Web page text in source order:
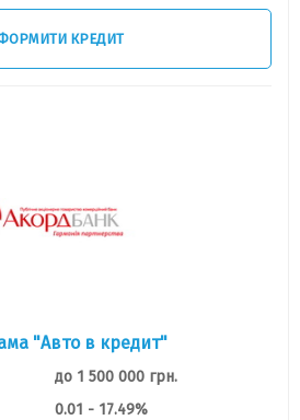
КРЕДИТ
"Авто в кредит"
до 1 500 000 грн.
0.01 - 17.49%